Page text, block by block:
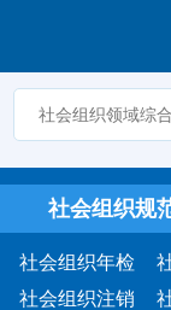
社会组织规
社会组织年检
社会组织注销